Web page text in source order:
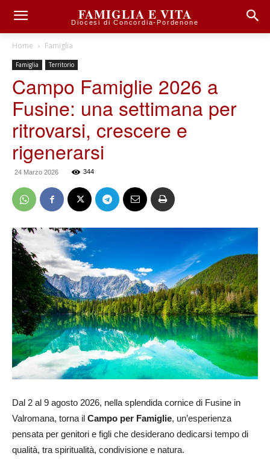
FAMIGLIA E VITA
Diocesi di Concordia-Pordenone
Home Famiglia
Famiglia Territorio
Campo Famiglie 2026 a
Fusine: una settimana per
ritrovarsi, crescere e
rigenerarsi
24 Marzo 2026 344
Dal 2 al 9 agosto 2026, nella splendida cornice di Fusine in
Valromana, torna il Campo per Famiglie, un’esperienza
pensata per genitori e figli che desiderano dedicarsi tempo di
qualità, tra spiritualità, condivisione e natura.